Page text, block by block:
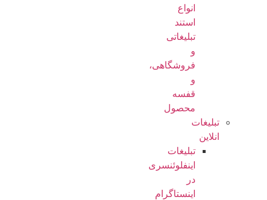
انواع
استند
تبلیغاتی
و
فروشگاهی،
و
قفسه
محصول
تبلیغات
انلاین
تبلیغات
اینفلوئنسری
در
اینستاگرام